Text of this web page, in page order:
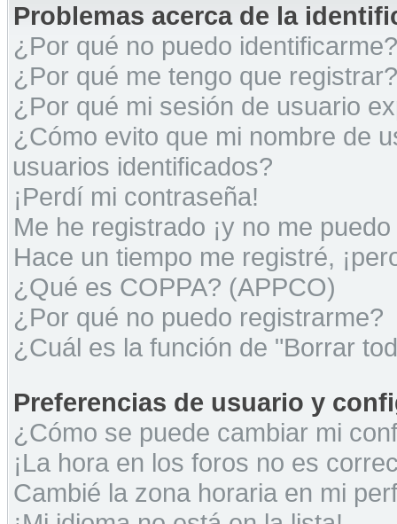
Problemas acerca de la
¿Por qué no puedo identificarme?
¿Por qué me tengo que registrar?
¿Por qué mi sesión de usuario
¿Cómo evito que mi nombre de
usuarios identificados?
¡Perdí mi contraseña!
Me he registrado ¡y no me
Hace un tiempo me registré,
¿Qué es COPPA? (APPCO)
¿Por qué no puedo registrarme?
¿Cuál es la función de "Borrar
Preferencias de usuario y
¿Cómo se puede cambiar mi
¡La hora en los foros no es
Cambié la zona horaria en mi